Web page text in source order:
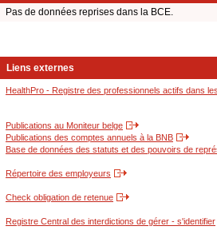
Pas de données reprises dans la BCE.
Liens externes
HealthPro - Registre des professionnels actifs dans
Publications au Moniteur belge
Publications des comptes annuels à la BNB
Base de données des statuts et des pouvoirs de
Répertoire des employeurs
Check obligation de retenue
Registre Central des interdictions de gérer - s'identifier